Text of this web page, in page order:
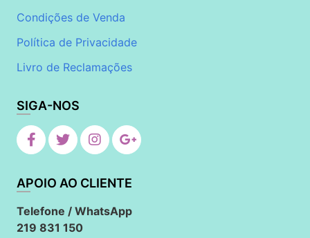
Condições de Venda
Política de Privacidade
Livro de Reclamações
SIGA-NOS
APOIO AO CLIENTE
Telefone / WhatsApp
219 831 150